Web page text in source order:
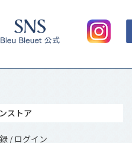
ストア
/ ログイン